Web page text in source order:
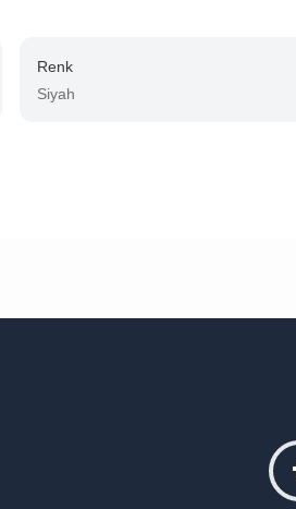
Renk
Siyah